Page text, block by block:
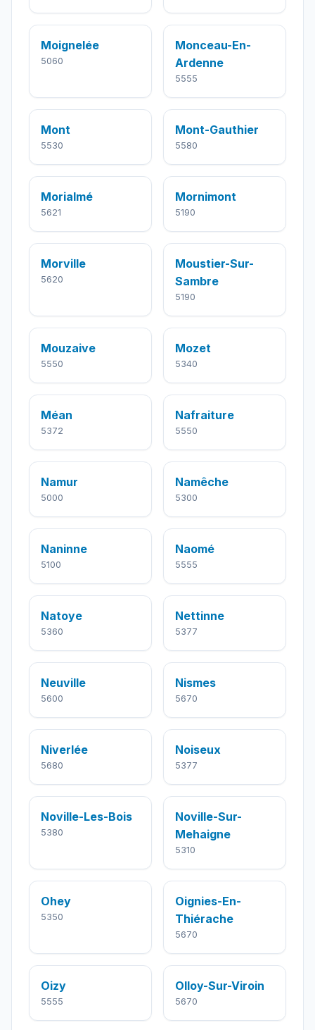
Moignelée
5060
Monceau-En-
Ardenne
5555
Mont
5530
Mont-Gauthier
5580
Morialmé
5621
Mornimont
5190
Morville
5620
Moustier-Sur-
Sambre
5190
Mouzaive
5550
Mozet
5340
Méan
5372
Nafraiture
5550
Namur
5000
Namêche
5300
Naninne
5100
Naomé
5555
Natoye
5360
Nettinne
5377
Neuville
5600
Nismes
5670
Niverlée
5680
Noiseux
5377
Noville-Les-Bois
5380
Noville-Sur-
Mehaigne
5310
Ohey
5350
Oignies-En-
Thiérache
5670
Oizy
5555
Olloy-Sur-Viroin
5670